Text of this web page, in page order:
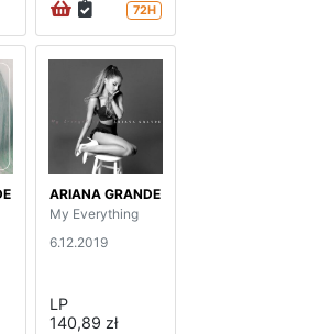
72H
ARIANA GRANDE
My Everything
6.12.2019
LP
140,89 zł